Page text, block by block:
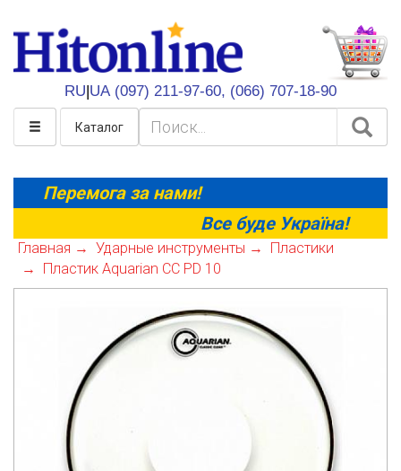
RU|UA (097) 211-97-60, (066) 707-18-90
HitOnline
Каталог
Перемога за нами!
Все буде Україна!
Главная Ударные инструменты
Пластики
Пластик Aquarian CC PD 10